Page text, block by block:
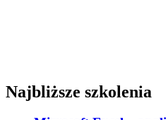
Najbliższe szkolenia